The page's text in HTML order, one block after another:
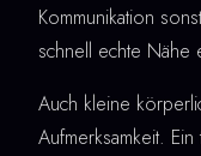
Kommunikation
schnell echte Nähe
Auch kleine
Aufmerksamkeit.